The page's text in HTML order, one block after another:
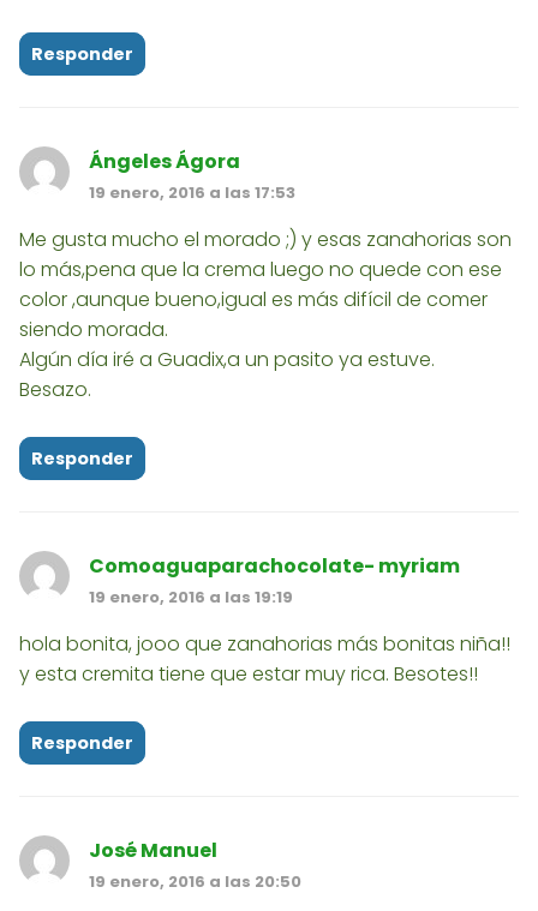
Responder
Ángeles Ágora
19 enero, 2016 a las 17:53
Me gusta mucho el morado ;) y esas zanahorias son
lo más,pena que la crema luego no quede con ese
color ,aunque bueno,igual es más difícil de comer
siendo morada.
Algún día iré a Guadix,a un pasito ya estuve.
Besazo.
Responder
Comoaguaparachocolate- myriam
19 enero, 2016 a las 19:19
hola bonita, jooo que zanahorias más bonitas niña!!
y esta cremita tiene que estar muy rica. Besotes!!
Responder
José Manuel
19 enero, 2016 a las 20:50